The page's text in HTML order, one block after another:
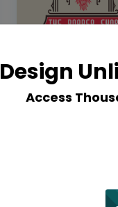
Design
Access